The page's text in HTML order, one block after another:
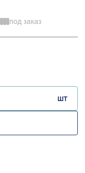
под заказ
шт